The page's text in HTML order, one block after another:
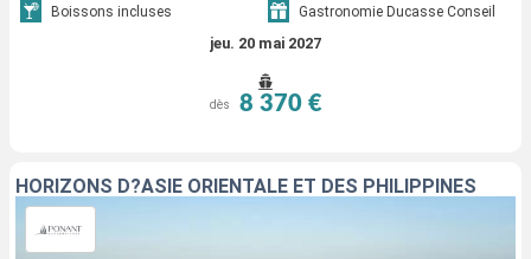
Boissons incluses
Gastronomie Ducasse Conseil
jeu. 20 mai 2027
dès 8 370 €
HORIZONS D?ASIE ORIENTALE ET DES PHILIPPINES